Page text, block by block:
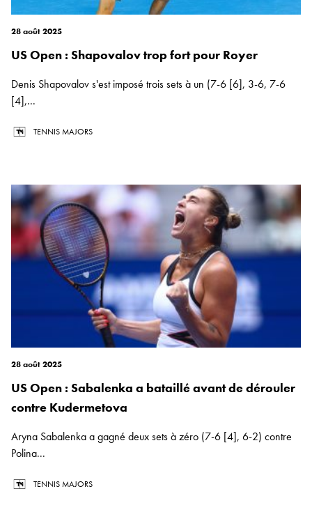
28 août 2025
US Open : Shapovalov trop fort pour Royer
Denis Shapovalov s'est imposé trois sets à un (7-6 [6], 3-6, 7-6
[4],...
TENNIS MAJORS
28 août 2025
US Open : Sabalenka a bataillé avant de dérouler
contre Kudermetova
Aryna Sabalenka a gagné deux sets à zéro (7-6 [4], 6-2) contre
Polina...
TENNIS MAJORS